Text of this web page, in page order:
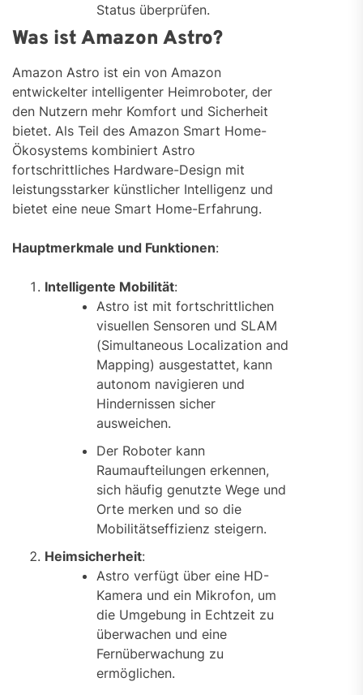
Status überprüfen.
Was ist Amazon Astro?
Amazon Astro ist ein von Amazon
entwickelter intelligenter Heimroboter, der
den Nutzern mehr Komfort und Sicherheit
bietet. Als Teil des Amazon Smart Home-
Ökosystems kombiniert Astro
fortschrittliches Hardware-Design mit
leistungsstarker künstlicher Intelligenz und
bietet eine neue Smart Home-Erfahrung.
Hauptmerkmale und Funktionen:
Intelligente Mobilität:
Astro ist mit fortschrittlichen
visuellen Sensoren und SLAM
(Simultaneous Localization and
Mapping) ausgestattet, kann
autonom navigieren und
Hindernissen sicher
ausweichen.
Der Roboter kann
Raumaufteilungen erkennen,
sich häufig genutzte Wege und
Orte merken und so die
Mobilitätseffizienz steigern.
Heimsicherheit:
Astro verfügt über eine HD-
Kamera und ein Mikrofon, um
die Umgebung in Echtzeit zu
überwachen und eine
Fernüberwachung zu
ermöglichen.